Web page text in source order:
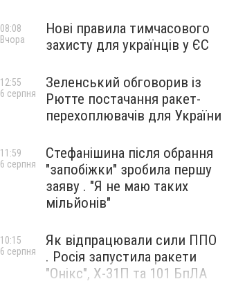
Нові правила тимчасового
захисту для українців у ЄС
08:08
Вчора
Зеленський обговорив із
Рютте постачання ракет-
перехоплювачів для України
12:55
6 серпня
Стефанішина після обрання
"запобіжки" зробила першу
заяву . "Я не маю таких
мільйонів"
11:59
6 серпня
Як відпрацювали сили ППО
. Росія запустила ракети
"Онікс", Х-31П та 101 БпЛА
10:15
6 серпня